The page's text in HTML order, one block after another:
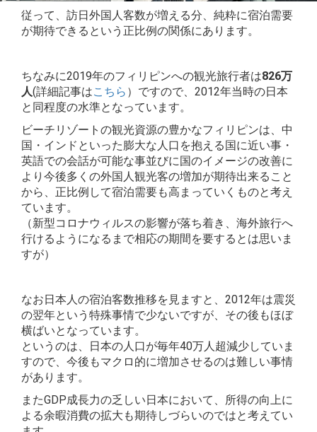
従って、訪日外国人客数が増える分、純粋に宿泊需要
が期待できるという正比例の関係にあります。
ちなみに2019年のフィリピンへの観光旅行者は826万
人(詳細記事はこちら ）ですので、2012年当時の日本
と同程度の水準となっています。
ビーチリゾートの観光資源の豊かなフィリピンは、中
国・インドといった膨大な人口を抱える国に近い事・
英語での会話が可能な事並びに国のイメージの改善に
より今後多くの外国人観光客の増加が期待出来ること
から、正比例して宿泊需要も高まっていくものと考え
ています。
（新型コロナウィルスの影響が落ち着き、海外旅行へ
行けるようになるまで相応の期間を要するとは思いま
すが）
なお日本人の宿泊客数推移を見ますと、2012年は震災
の翌年という特殊事情で少ないですが、その後もほぼ
横ばいとなっています。
というのは、日本の人口が毎年40万人超減少していま
すので、今後もマクロ的に増加させるのは難しい事情
があります。
またGDP成長力の乏しい日本において、所得の向上に
よる余暇消費の拡大も期待しづらいのではと考えてい